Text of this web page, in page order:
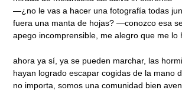
—¿no le vas a hacer una fotografía todas
fuera una manta de hojas? —conozco esa
apego incomprensible, me alegro que me lo
ahora ya sí, ya se pueden marchar, las
hayan logrado escapar cogidas de la mano
no importa, somos una comunidad bien